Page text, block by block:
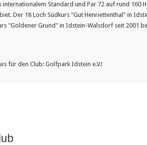
internationalem Standard und Par 72 auf rund 160
Der 18 Loch Südkurs "Gut Henriettenthal" in
"Goldener Grund" in Idstein-Walsdorf seit 2001
für den Club: Golfpark Idstein e.V.!